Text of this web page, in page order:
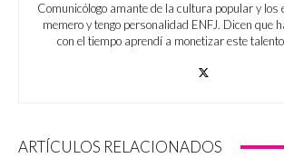
Comunicólogo amante de la cultura popular y los
memero y tengo personalidad ENFJ. Dicen que
con el tiempo aprendí a monetizar este
ARTÍCULOS RELACIONADOS